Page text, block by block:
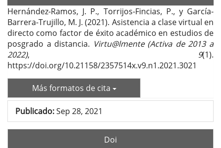
Hernández-Ramos, J. P., Torrijos-Fincias, P., y García-
Barrera-Trujillo, M. J. (2021). Asistencia a clase virtual en
directo como factor de éxito académico en estudios de
posgrado a distancia. Virtu@lmente (Activa de 2013 a
2022), 9(1).
https://doi.org/10.21158/2357514x.v9.n1.2021.3021
Más formatos de cita
Publicado:Sep 28, 2021
Doi